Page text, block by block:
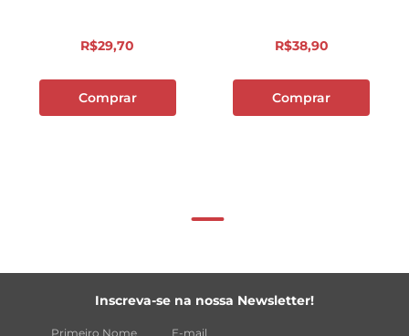
R$29,70
Comprar
R$38,90
Comprar
Inscreva-se na nossa Newsletter!